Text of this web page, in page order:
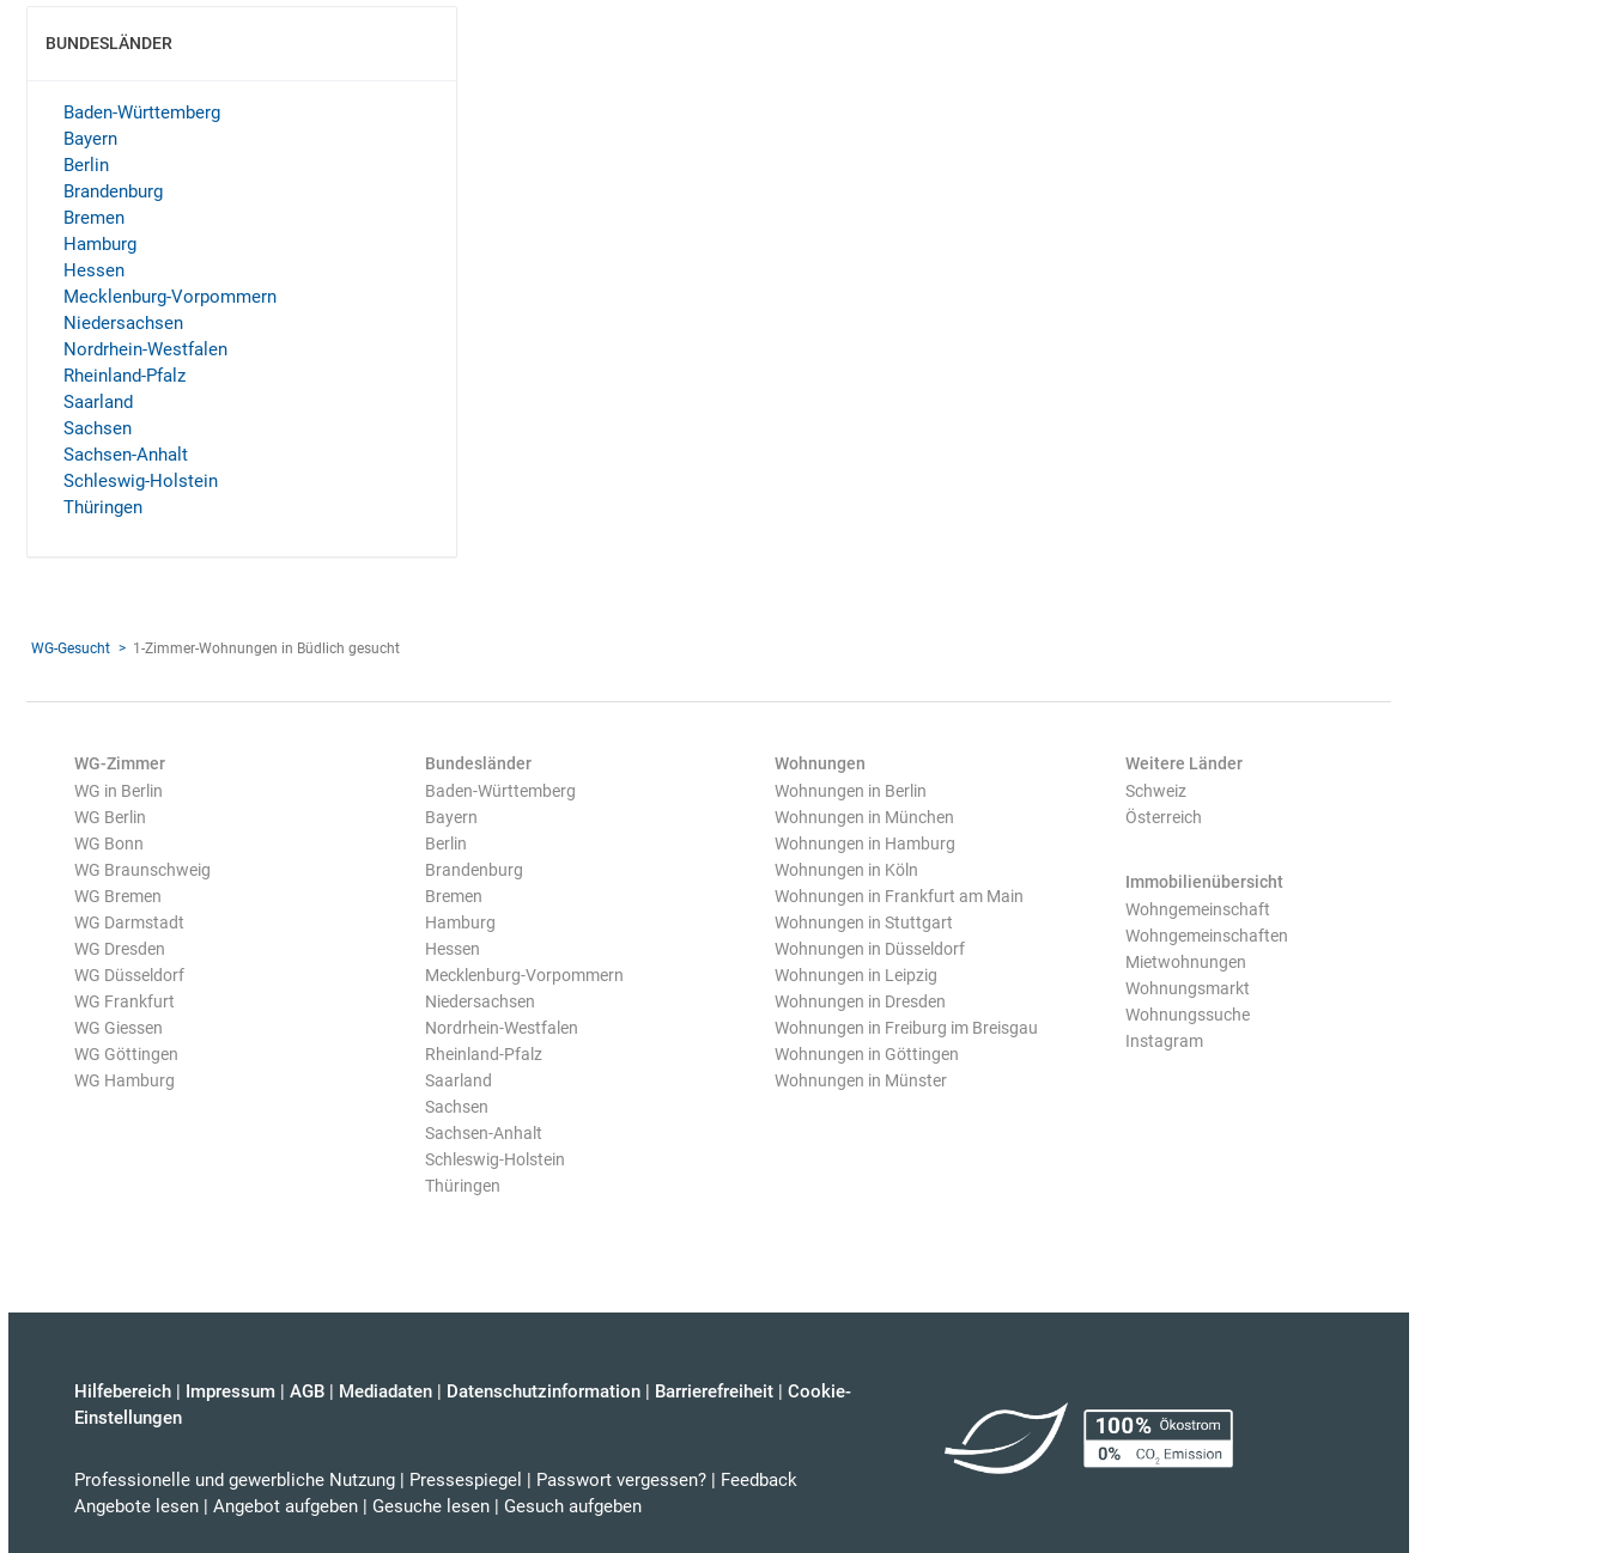
BUNDESLÄNDER
EINBLENDEN
Baden-Württemberg
Bayern
Berlin
Brandenburg
Bremen
Hamburg
Hessen
Mecklenburg-Vorpommern
Niedersachsen
Nordrhein-Westfalen
Rheinland-Pfalz
Saarland
Sachsen
Sachsen-Anhalt
Schleswig-Holstein
Thüringen
WG-Gesucht 1-Zimmer-Wohnungen in Büdlich gesucht
WG-Zimmer
WG in Berlin
WG Berlin
WG Bonn
WG Braunschweig
WG Bremen
WG Darmstadt
WG Dresden
WG Düsseldorf
WG Frankfurt
WG Giessen
WG Göttingen
WG Hamburg
Bundesländer
Baden-Württemberg
Bayern
Berlin
Brandenburg
Bremen
Hamburg
Hessen
Mecklenburg-Vorpommern
Niedersachsen
Nordrhein-Westfalen
Rheinland-Pfalz
Saarland
Sachsen
Sachsen-Anhalt
Schleswig-Holstein
Thüringen
Wohnungen
Wohnungen in Berlin
Wohnungen in München
Wohnungen in Hamburg
Wohnungen in Köln
Wohnungen in Frankfurt am Main
Wohnungen in Stuttgart
Wohnungen in Düsseldorf
Wohnungen in Leipzig
Wohnungen in Dresden
Wohnungen in Freiburg im Breisgau
Wohnungen in Göttingen
Wohnungen in Münster
Weitere Länder
Schweiz
Österreich
Immobilienübersicht
Wohngemeinschaft
Wohngemeinschaften
Mietwohnungen
Wohnungsmarkt
Wohnungssuche
Instagram
Hilfebereich | Impressum | AGB | Mediadaten | Datenschutzinformation | Barrierefreiheit | Cookie-
Einstellungen
Professionelle und gewerbliche Nutzung | Pressespiegel | Passwort vergessen? | Feedback
Angebote lesen | Angebot aufgeben | Gesuche lesen | Gesuch aufgeben